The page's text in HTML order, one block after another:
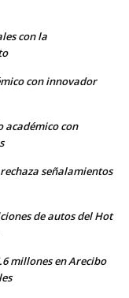
con la
con innovador
académico con
señalamientos
de autos del Hot
millones en Arecibo